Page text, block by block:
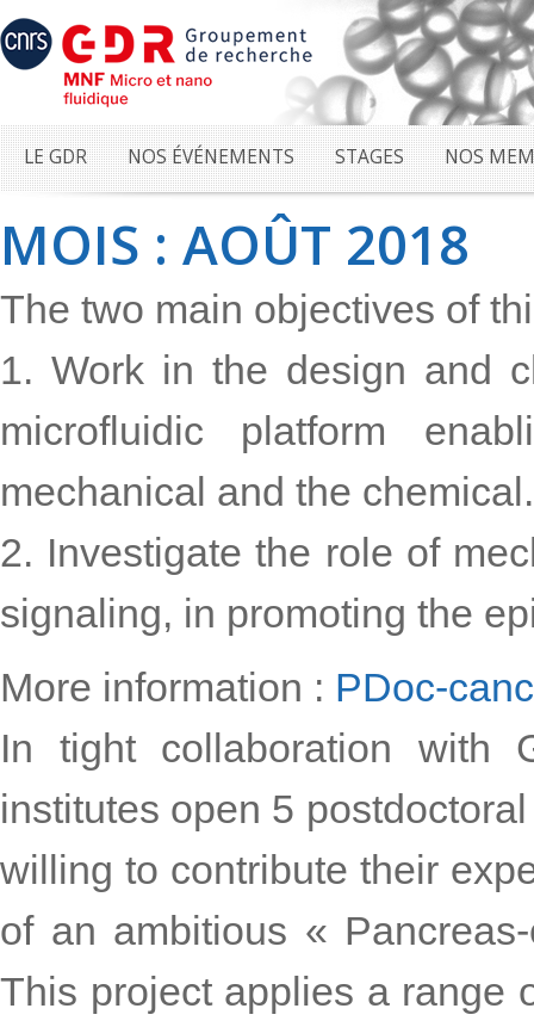
LE GDR NOS ÉVÉNEMENTS STAGES NOS
MOIS : AOÛT 2018
The two main objectives of
1. Work in the design and
microfluidic platform
mechanical and the chemical.
2. Investigate the role of
signaling, in promoting the
More information : PDoc-
In tight collaboration with
institutes open 5
willing to contribute their
of an ambitious «
This project applies a range